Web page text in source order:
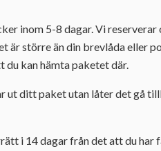
inom 5-8 dagar. Vi
är större än din brevlåda eller
du kan hämta paketet där.
ut ditt paket utan låter det gå
i 14 dagar från det att du